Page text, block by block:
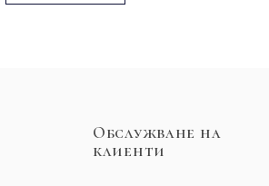
Обслужване на
клиенти